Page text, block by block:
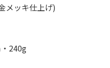
メッキ仕上げ)
240g